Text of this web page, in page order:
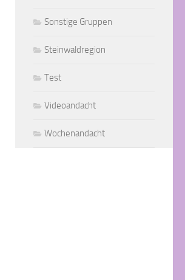
Sonstige Gruppen
Steinwaldregion
Test
Videoandacht
Wochenandacht